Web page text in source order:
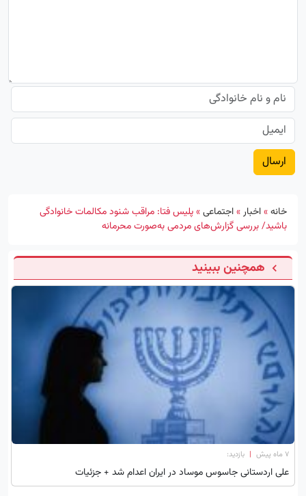
خانه»اخبار»اجتماعی»پلیس فتا: مراقب شنود مکالمات خانوادگی
باشید/ بررسی گزارش‌های مردمی به‌صورت محرمانه
همچنین ببینید
۷ ماه پیش | بازدید:
علی اردستانی جاسوس موساد در ایران اعدام شد + جزئیات